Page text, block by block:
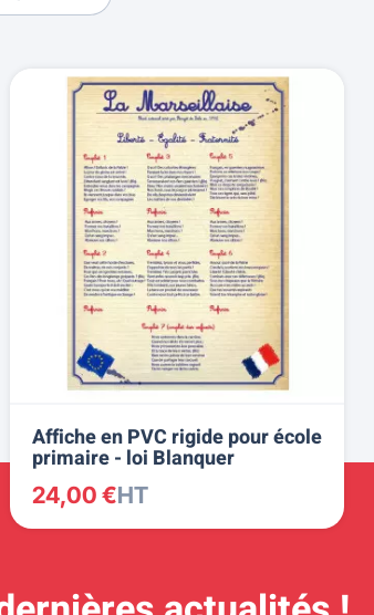
Affiche en PVC rigide pour école
primaire - loi Blanquer
24,00 €HT